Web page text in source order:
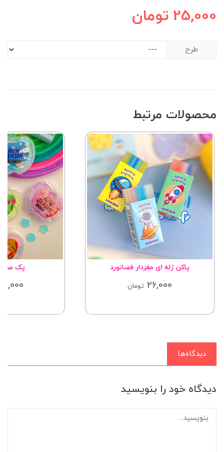
25,000 تومان
طرح
محصولات مرتبط
پاکن ژله ای مغزدار فضانورد
26,000 تومان
پک
دیدگاه‌ها
دیدگاه خود را بنویسید